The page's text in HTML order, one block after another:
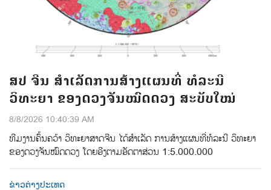
ສປ ຈີນ ສຳເລັດການສ້າງແຜນທີ່ ທໍລະນີ
ວິທະຍາ ຂອງດວງຈັນໝົດດວງ ສະບັບໃໝ່
8/8/2026 10:40:39 AM
ທີມ​ງານ​ຄົ້ນ​ຄວ້າ ​ວິ​ທະ​ຍາ​ສາດ​ຈີນ​ ໄດ້​ສຳ​ເລັດ ​ການ​​ສ້າງ​ແຜນ​ທີ່​ທໍ​ລະ​ນີ​ ວິ​ທະ​ຍາ
ຂອງ​ດວງ​ຈັນ​ໝົດ​ດວງ​ ໂດຍ​ອີງ​ຕາມ​ອັດ​ຕາ​ສ່ວນ 1:5.000.000
ຂ່າວຕ່າງປະເທດ